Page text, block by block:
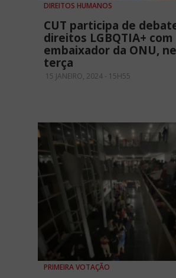
DIREITOS HUMANOS
CUT participa de
direitos LGBQTIA+ com
embaixador da ONU,
terça
15 JANEIRO, 2024 - 15H55
PRIMEIRA VOTAÇÃO